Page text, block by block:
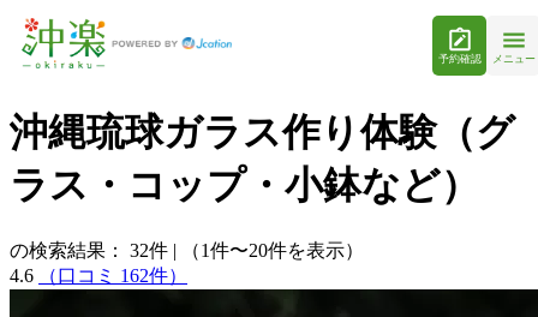
予約確認 メニュー
沖縄琉球ガラス作り体験（グ
ラス・コップ・小鉢など）
の検索結果： 32件 |
（1件〜20件を表示）
4.6
（口コミ 162件）